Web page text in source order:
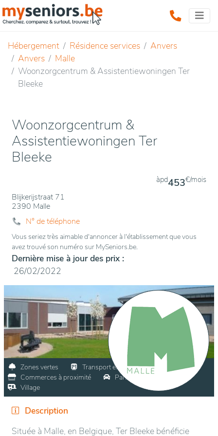
Hébergement Résidence services
Anvers
Anvers
Malle
Woonzorgcentrum & Assistentiewoningen Ter
Bleeke
Woonzorgcentrum &
Assistentiewoningen Ter
Bleeke
Blijkerijstraat 71
2390 Malle
àpd453€/mois
N° de téléphone
Vous seriez très aimable d'annoncer à l'établissement que vous
avez trouvé son numéro sur MySeniors.be.
Dernière mise à jour des prix :
26/02/2022
Zones vertes
Transport en commun
Commerces à proximité
Parking visiteurs
Village
Description
Située à Malle, en Belgique, Ter Bleeke bénéficie